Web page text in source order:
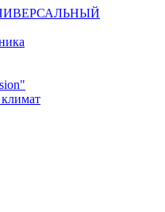
УНИВЕРСАЛЬНЫЙ